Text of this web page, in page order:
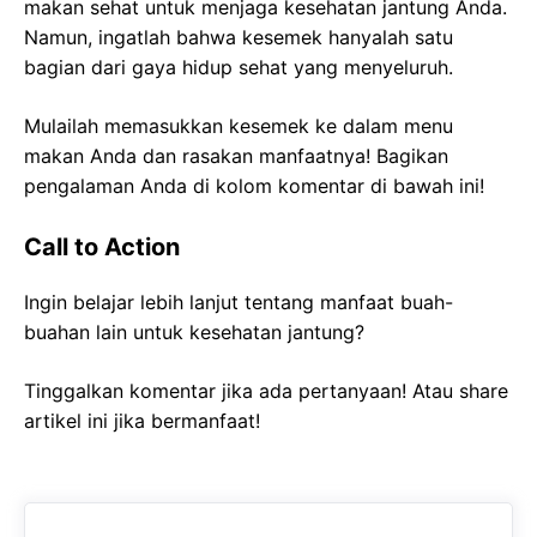
makan sehat untuk menjaga kesehatan jantung Anda.
Namun, ingatlah bahwa kesemek hanyalah satu
bagian dari gaya hidup sehat yang menyeluruh.
Mulailah memasukkan kesemek ke dalam menu
makan Anda dan rasakan manfaatnya! Bagikan
pengalaman Anda di kolom komentar di bawah ini!
Call to Action
Ingin belajar lebih lanjut tentang manfaat buah-
buahan lain untuk kesehatan jantung?
Tinggalkan komentar jika ada pertanyaan! Atau share
artikel ini jika bermanfaat!